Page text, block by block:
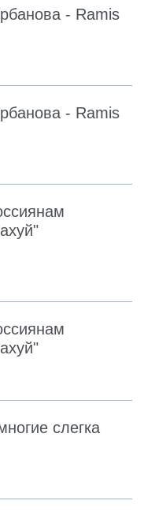
- Ramis
- Ramis
слегка